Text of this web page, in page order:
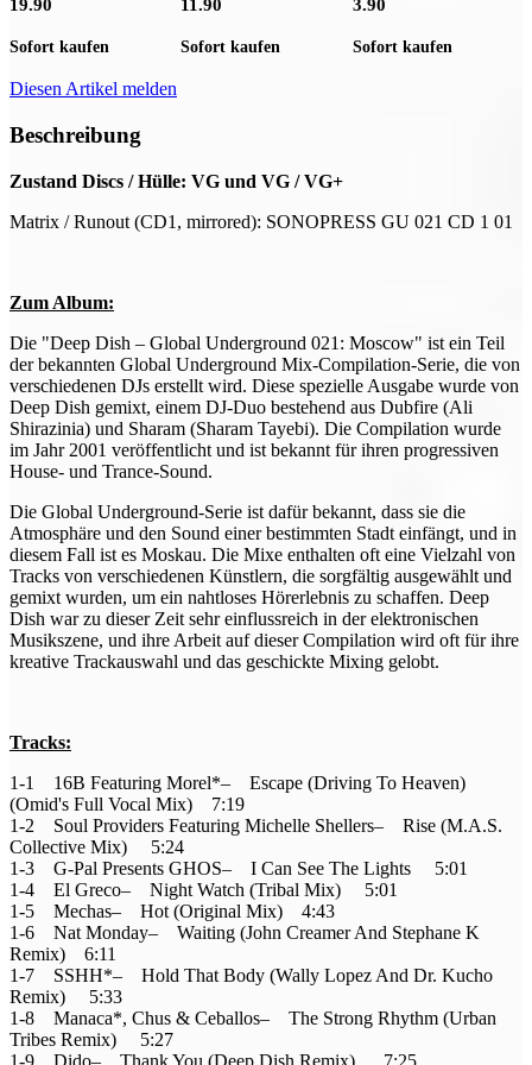
19.90
Sofort kaufen
11.90
Sofort kaufen
3.90
Sofort kaufen
Diesen Artikel melden
Beschreibung
Zustand Discs / Hülle: VG und VG / VG+
Matrix / Runout (CD1, mirrored): SONOPRESS GU 021 CD 1 01
Zum Album:
Die "Deep Dish – Global Underground 021: Moscow" ist ein Teil
der bekannten Global Underground Mix-Compilation-Serie, die von
verschiedenen DJs erstellt wird. Diese spezielle Ausgabe wurde von
Deep Dish gemixt, einem DJ-Duo bestehend aus Dubfire (Ali
Shirazinia) und Sharam (Sharam Tayebi). Die Compilation wurde
im Jahr 2001 veröffentlicht und ist bekannt für ihren progressiven
House- und Trance-Sound.
Die Global Underground-Serie ist dafür bekannt, dass sie die
Atmosphäre und den Sound einer bestimmten Stadt einfängt, und in
diesem Fall ist es Moskau. Die Mixe enthalten oft eine Vielzahl von
Tracks von verschiedenen Künstlern, die sorgfältig ausgewählt und
gemixt wurden, um ein nahtloses Hörerlebnis zu schaffen. Deep
Dish war zu dieser Zeit sehr einflussreich in der elektronischen
Musikszene, und ihre Arbeit auf dieser Compilation wird oft für ihre
kreative Trackauswahl und das geschickte Mixing gelobt.
Tracks:
1-1 16B Featuring Morel*– Escape (Driving To Heaven)
(Omid's Full Vocal Mix) 7:19
1-2 Soul Providers Featuring Michelle Shellers– Rise (M.A.S.
Collective Mix) 5:24
1-3 G-Pal Presents GHOS– I Can See The Lights 5:01
1-4 El Greco– Night Watch (Tribal Mix) 5:01
1-5 Mechas– Hot (Original Mix) 4:43
1-6 Nat Monday– Waiting (John Creamer And Stephane K
Remix) 6:11
1-7 SSHH*– Hold That Body (Wally Lopez And Dr. Kucho
Remix) 5:33
1-8 Manaca*, Chus & Ceballos– The Strong Rhythm (Urban
Tribes Remix) 5:27
1-9 Dido– Thank You (Deep Dish Remix) 7:25